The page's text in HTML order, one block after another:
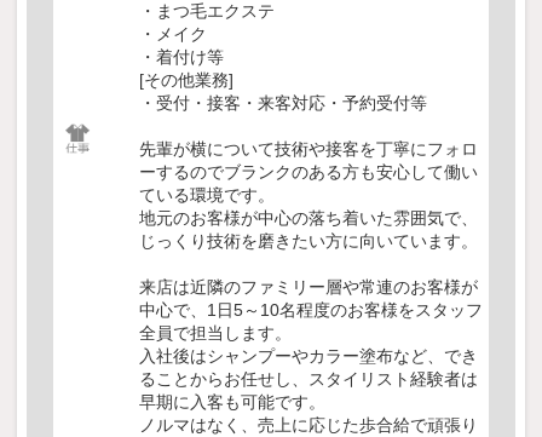
・まつ毛エクステ
・メイク
・着付け等
[その他業務]
・受付・接客・来客対応・予約受付等
先輩が横について技術や接客を丁寧にフォロ
ーするのでブランクのある方も安心して働い
ている環境です。
地元のお客様が中心の落ち着いた雰囲気で、
じっくり技術を磨きたい方に向いています。
来店は近隣のファミリー層や常連のお客様が
中心で、1日5～10名程度のお客様をスタッフ
全員で担当します。
入社後はシャンプーやカラー塗布など、でき
ることからお任せし、スタイリスト経験者は
早期に入客も可能です。
ノルマはなく、売上に応じた歩合給で頑張り